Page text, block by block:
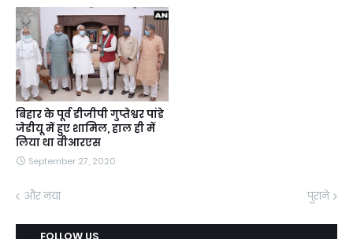
बिहार के पूर्व डीजीपी गुप्तेश्वर पांडे
जेडीयू में हुए शामिल, हाल ही में
लिया था वीआरएस
September 27, 2020
और नया पुराने
FOLLOW US